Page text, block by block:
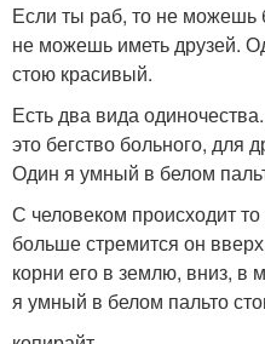
Если ты раб, то не
не можешь иметь друзей.
стою красивый.
Есть два вида
это бегство больного, для
Один я умный в белом
С человеком происходит
больше стремится он
корни его в землю, вниз, в
я умный в белом пальто